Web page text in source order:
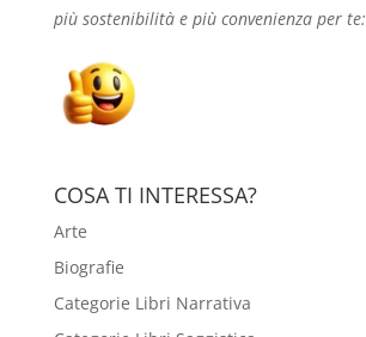
più sostenibilità e più convenienza per te:
COSA TI INTERESSA?
Arte
Biografie
Categorie Libri Narrativa